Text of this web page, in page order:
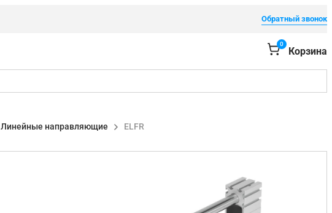
Обратный звонок
0
Корзина
Линейные направляющие ELFR